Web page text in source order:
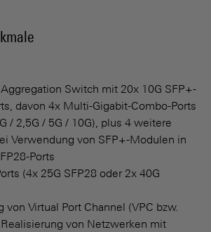
Switch mit 20x 10G SFP+-
davon 4x Multi-Gigabit-Combo-Ports
/ 2,5G / 5G / 10G), plus 4 weitere
Verwendung von SFP+-Modulen in
Ports
(4x 25G SFP28 oder 2x 40G
von Virtual Port Channel (VPC bzw.
Realisierung von Netzwerken mit